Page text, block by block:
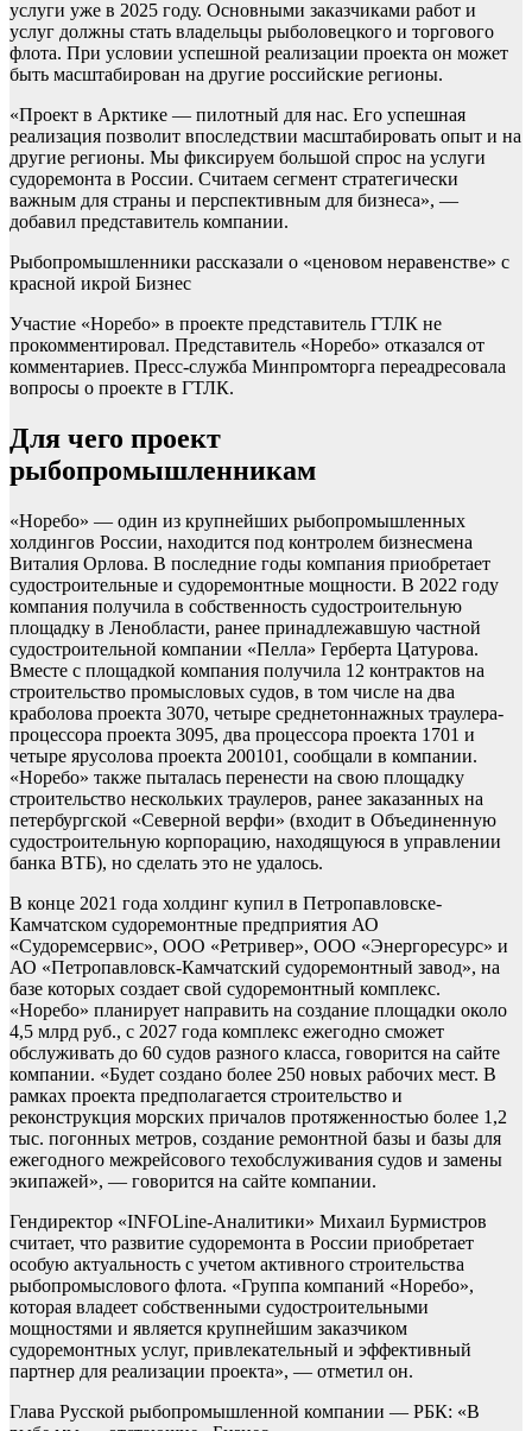
услуги уже в 2025 году. Основными заказчиками работ и
услуг должны стать владельцы рыболовецкого и торгового
флота. При условии успешной реализации проекта он может
быть масштабирован на другие российские регионы.
«Проект в Арктике — пилотный для нас. Его успешная
реализация позволит впоследствии масштабировать опыт и на
другие регионы. Мы фиксируем большой спрос на услуги
судоремонта в России. Считаем сегмент стратегически
важным для страны и перспективным для бизнеса», —
добавил представитель компании.
Рыбопромышленники рассказали о «ценовом неравенстве» с
красной икрой Бизнес
Участие «Норебо» в проекте представитель ГТЛК не
прокомментировал. Представитель «Норебо» отказался от
комментариев. Пресс-служба Минпромторга переадресовала
вопросы о проекте в ГТЛК.
Для чего проект
рыбопромышленникам
«Норебо» — один из крупнейших рыбопромышленных
холдингов России, находится под контролем бизнесмена
Виталия Орлова. В последние годы компания приобретает
судостроительные и судоремонтные мощности. В 2022 году
компания получила в собственность судостроительную
площадку в Ленобласти, ранее принадлежавшую частной
судостроительной компании «Пелла» Герберта Цатурова.
Вместе с площадкой компания получила 12 контрактов на
строительство промысловых судов, в том числе на два
краболова проекта 3070, четыре среднетоннажных траулера-
процессора проекта 3095, два процессора проекта 1701 и
четыре ярусолова проекта 200101, сообщали в компании.
«Норебо» также пыталась перенести на свою площадку
строительство нескольких траулеров, ранее заказанных на
петербургской «Северной верфи» (входит в Объединенную
судостроительную корпорацию, находящуюся в управлении
банка ВТБ), но сделать это не удалось.
В конце 2021 года холдинг купил в Петропавловске-
Камчатском судоремонтные предприятия АО
«Судоремсервис», ООО «Ретривер», ООО «Энергоресурс» и
АО «Петропавловск-Камчатский судоремонтный завод», на
базе которых создает свой судоремонтный комплекс.
«Норебо» планирует направить на создание площадки около
4,5 млрд руб., с 2027 года комплекс ежегодно сможет
обслуживать до 60 судов разного класса, говорится на сайте
компании. «Будет создано более 250 новых рабочих мест. В
рамках проекта предполагается строительство и
реконструкция морских причалов протяженностью более 1,2
тыс. погонных метров, создание ремонтной базы и базы для
ежегодного межрейсового техобслуживания судов и замены
экипажей», — говорится на сайте компании.
Гендиректор «INFOLine-Аналитики» Михаил Бурмистров
считает, что развитие судоремонта в России приобретает
особую актуальность с учетом активного строительства
рыбопромыслового флота. «Группа компаний «Норебо»,
которая владеет собственными судостроительными
мощностями и является крупнейшим заказчиком
судоремонтных услуг, привлекательный и эффективный
партнер для реализации проекта», — отметил он.
Глава Русской рыбопромышленной компании — РБК: «В